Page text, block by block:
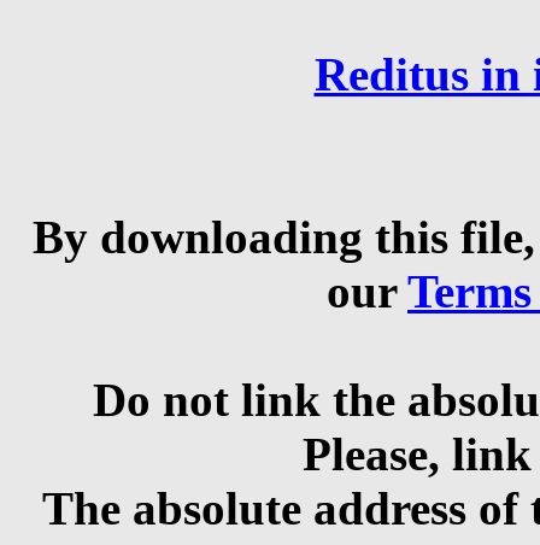
Reditus in
By downloading this
our
Do not link the
Please,
The absolute address